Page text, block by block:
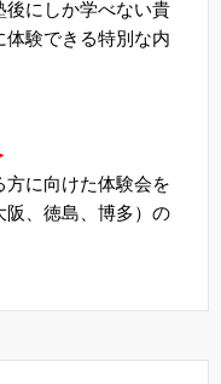
後にしか学べない貴
験できる特別な内
に向けた体験会を
阪、徳島、博多）の